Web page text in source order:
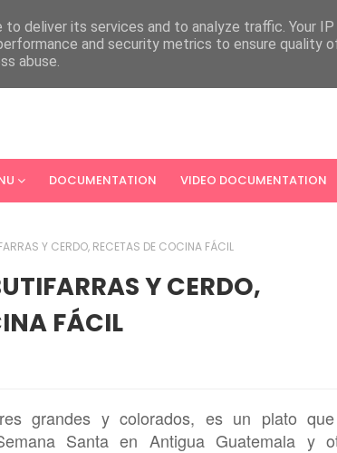
DOCUMENTATION VIDEO DOCUMENTATION
Y CERDO, RECETAS DE COCINA FÁCIL
Y CERDO,
FÁCIL
grandes y colorados, es un plato
emana Santa en Antigua Guatemala y
deliver its services and to analyze traffic. Your
and security metrics to ensure quality
abuse.